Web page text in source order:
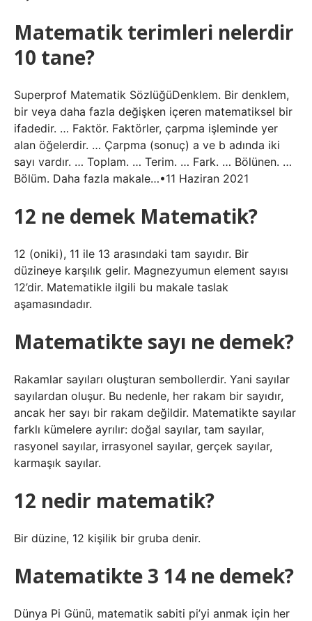
Matematik terimleri nelerdir
10 tane?
Superprof Matematik SözlüğüDenklem. Bir denklem,
bir veya daha fazla değişken içeren matematiksel bir
ifadedir. … Faktör. Faktörler, çarpma işleminde yer
alan öğelerdir. … Çarpma (sonuç) a ve b adında iki
sayı vardır. … Toplam. … Terim. … Fark. … Bölünen. …
Bölüm. Daha fazla makale…•11 Haziran 2021
12 ne demek Matematik?
12 (oniki), 11 ile 13 arasındaki tam sayıdır. Bir
düzineye karşılık gelir. Magnezyumun element sayısı
12’dir. Matematikle ilgili bu makale taslak
aşamasındadır.
Matematikte sayı ne demek?
Rakamlar sayıları oluşturan sembollerdir. Yani sayılar
sayılardan oluşur. Bu nedenle, her rakam bir sayıdır,
ancak her sayı bir rakam değildir. Matematikte sayılar
farklı kümelere ayrılır: doğal sayılar, tam sayılar,
rasyonel sayılar, irrasyonel sayılar, gerçek sayılar,
karmaşık sayılar.
12 nedir matematik?
Bir düzine, 12 kişilik bir gruba denir.
Matematikte 3 14 ne demek?
Dünya Pi Günü, matematik sabiti pi’yi anmak için her